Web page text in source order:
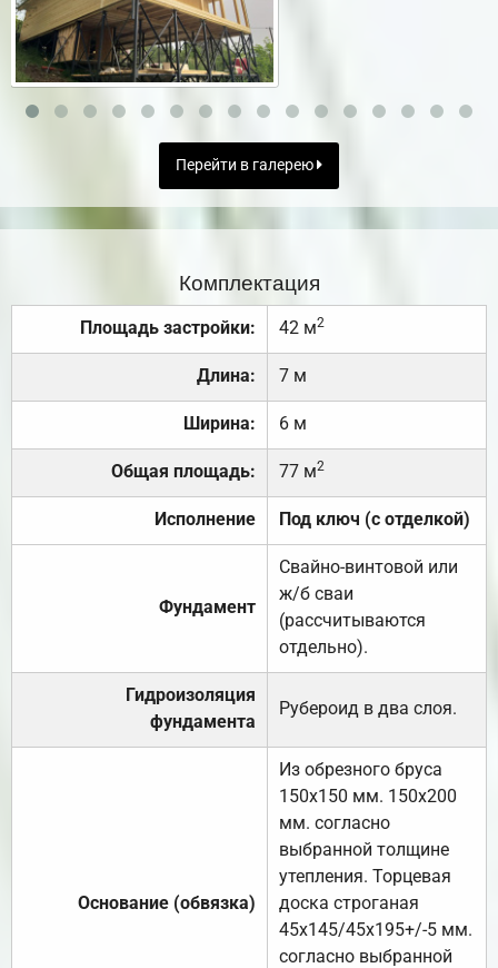
Перейти в галерею
Комплектация
Площадь застройки: 42 м2
Длина: 7 м
Ширина: 6 м
Общая площадь: 77 м2
Исполнение Под ключ (с отделкой)
Фундамент
Свайно-винтовой или
ж/б сваи
(рассчитываются
отдельно).
Гидроизоляция
фундамента
Рубероид в два слоя.
Основание (обвязка)
Из обрезного бруса
150х150 мм. 150х200
мм. согласно
выбранной толщине
утепления. Торцевая
доска строганая
45х145/45х195+/-5 мм.
согласно выбранной